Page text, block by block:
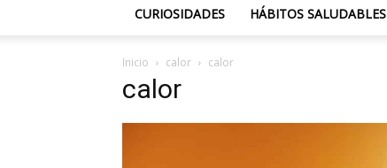
CURIOSIDADES HÁBITOS SALUDABLES
Inicio calor calor
calor